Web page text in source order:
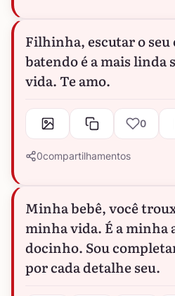
Filhinha, escutar o
batendo é a mais
vida. Te amo.
0
0compartilhamentos
Minha bebê, você
minha vida. É a minha
docinho. Sou
por cada detalhe seu.